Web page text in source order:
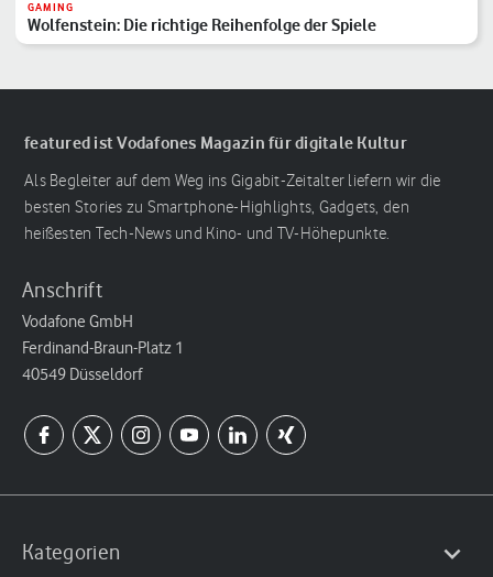
GAMING
Wolfenstein: Die richtige Reihenfolge der Spiele
featured ist Vodafones Magazin für digitale Kultur
Als Begleiter auf dem Weg ins Gigabit-Zeitalter liefern wir die
besten Stories zu Smartphone-Highlights, Gadgets, den
heißesten Tech-News und Kino- und TV-Höhepunkte.
Anschrift
Vodafone GmbH
Ferdinand-Braun-Platz 1
40549 Düsseldorf
Kategorien